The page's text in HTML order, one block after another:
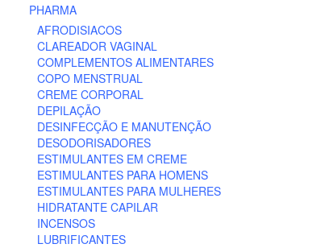
PHARMA
AFRODISIACOS
CLAREADOR VAGINAL
COMPLEMENTOS ALIMENTARES
COPO MENSTRUAL
CREME CORPORAL
DEPILAÇÃO
DESINFECÇÃO E MANUTENÇÃO
DESODORISADORES
ESTIMULANTES EM CREME
ESTIMULANTES PARA HOMENS
ESTIMULANTES PARA MULHERES
HIDRATANTE CAPILAR
INCENSOS
LUBRIFICANTES